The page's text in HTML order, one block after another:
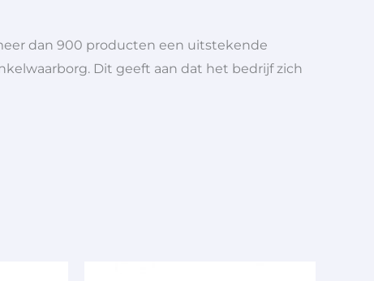
dan 900 producten een uitstekende
Dit geeft aan dat het bedrijf zich